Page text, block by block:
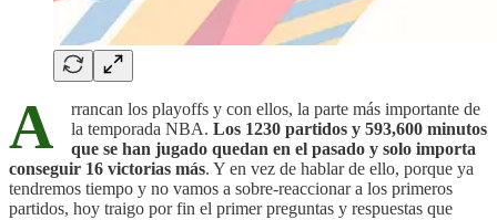
A
rrancan los playoffs y con ellos, la parte más importante de
la temporada NBA. Los 1230 partidos y 593,600 minutos
que se han jugado quedan en el pasado y solo importa
conseguir 16 victorias más. Y en vez de hablar de ello, porque ya
tendremos tiempo y no vamos a sobre-reaccionar a los primeros
partidos, hoy traigo por fin el primer preguntas y respuestas que